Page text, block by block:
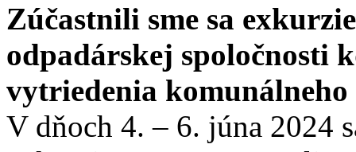
Zúčastnili sme sa
odpadárskej spoločnosti
vytriedenia komunálneho
V dňoch 4. – 6. júna 2024